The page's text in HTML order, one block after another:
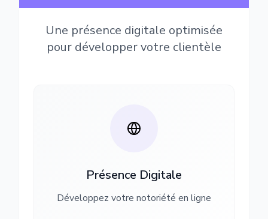
Une présence digitale optimisée
pour développer votre clientèle
Présence Digitale
Développez votre notoriété en ligne